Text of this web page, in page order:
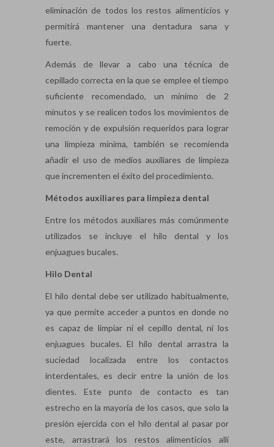
eliminación de todos los restos alimenticios y
permitirá mantener una dentadura sana y
fuerte.
Además de llevar a cabo una técnica de
cepillado correcta en la que se emplee el tiempo
suficiente recomendado, un mínimo de 2
minutos y se realicen todos los movimientos de
remoción y de expulsión requeridos para lograr
una limpieza mínima, también se recomienda
añadir el uso de medios auxiliares de limpieza
que incrementen el éxito del procedimiento.
Métodos auxiliares para limpieza dental
Entre los métodos auxiliares más comúnmente
utilizados se incluye el hilo dental y los
enjuagues bucales.
Hilo Dental
El hilo dental debe ser utilizado habitualmente,
ya que permite acceder a puntos en donde no
es capaz de limpiar ni el cepillo dental, ni los
enjuagues bucales. El hilo dental arrastra la
suciedad localizada entre los contactos
interdentales, es decir entre la unión de los
dientes. Este punto de contacto es tan
estrecho en la mayoría de los casos, que solo la
presión ejercida con el hilo dental al pasar por
este, arrastrará los restos alimenticios allí